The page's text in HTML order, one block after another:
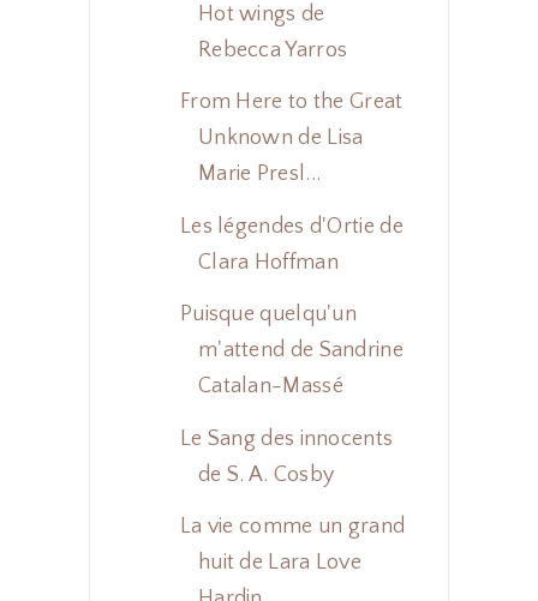
Hot wings de
Rebecca Yarros
From Here to the Great
Unknown de Lisa
Marie Presl...
Les légendes d'Ortie de
Clara Hoffman
Puisque quelqu'un
m'attend de Sandrine
Catalan-Massé
Le Sang des innocents
de S. A. Cosby
La vie comme un grand
huit de Lara Love